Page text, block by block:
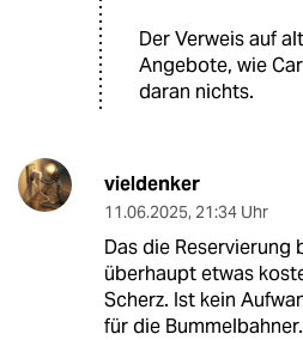
Der Verweis auf
Angebote, wie
daran nichts.
vieldenker
11.06.2025, 21:34 Uhr
Das die
überhaupt etwas
Scherz. Ist kein
für die Bummelbahner.